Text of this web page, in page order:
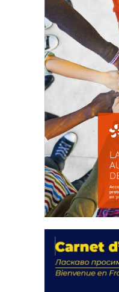
FEUILLETER
actions
18 septembre 2023
FEUILLETER